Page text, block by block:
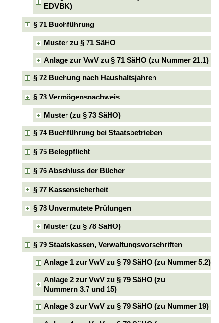
EDVBK)
§ 71 Buchführung
Muster zu § 71 SäHO
Anlage zur VwV zu § 71 SäHO (zu Nummer 21.1)
§ 72 Buchung nach Haushaltsjahren
§ 73 Vermögensnachweis
Muster (zu § 73 SäHO)
§ 74 Buchführung bei Staatsbetrieben
§ 75 Belegpflicht
§ 76 Abschluss der Bücher
§ 77 Kassensicherheit
§ 78 Unvermutete Prüfungen
Muster (zu § 78 SäHO)
§ 79 Staatskassen, Verwaltungsvorschriften
Anlage 1 zur VwV zu § 79 SäHO (zu Nummer 5.2)
Anlage 2 zur VwV zu § 79 SäHO (zu
Nummern 3.7 und 15)
Anlage 3 zur VwV zu § 79 SäHO (zu Nummer 19)